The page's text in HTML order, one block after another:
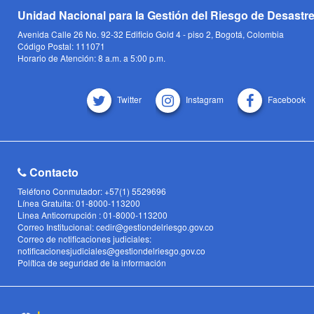
Unidad Nacional para la Gestión del Riesgo de
Avenida Calle 26 No. 92-32 Edificio Gold 4 - piso 2, Bogotá, Colombia
Código Postal: 111071
Horario de Atención: 8 a.m. a 5:00 p.m.
Twitter Instagram Facebook
Contacto
Teléfono Conmutador: +57(1) 5529696
Línea Gratuita: 01-8000-113200
Linea Anticorrupción : 01-8000-113200
Correo Institucional: cedir@gestiondelriesgo.gov.co
Correo de notificaciones judiciales:
notificacionesjudiciales@gestiondelriesgo.gov.co
Política de seguridad de la información